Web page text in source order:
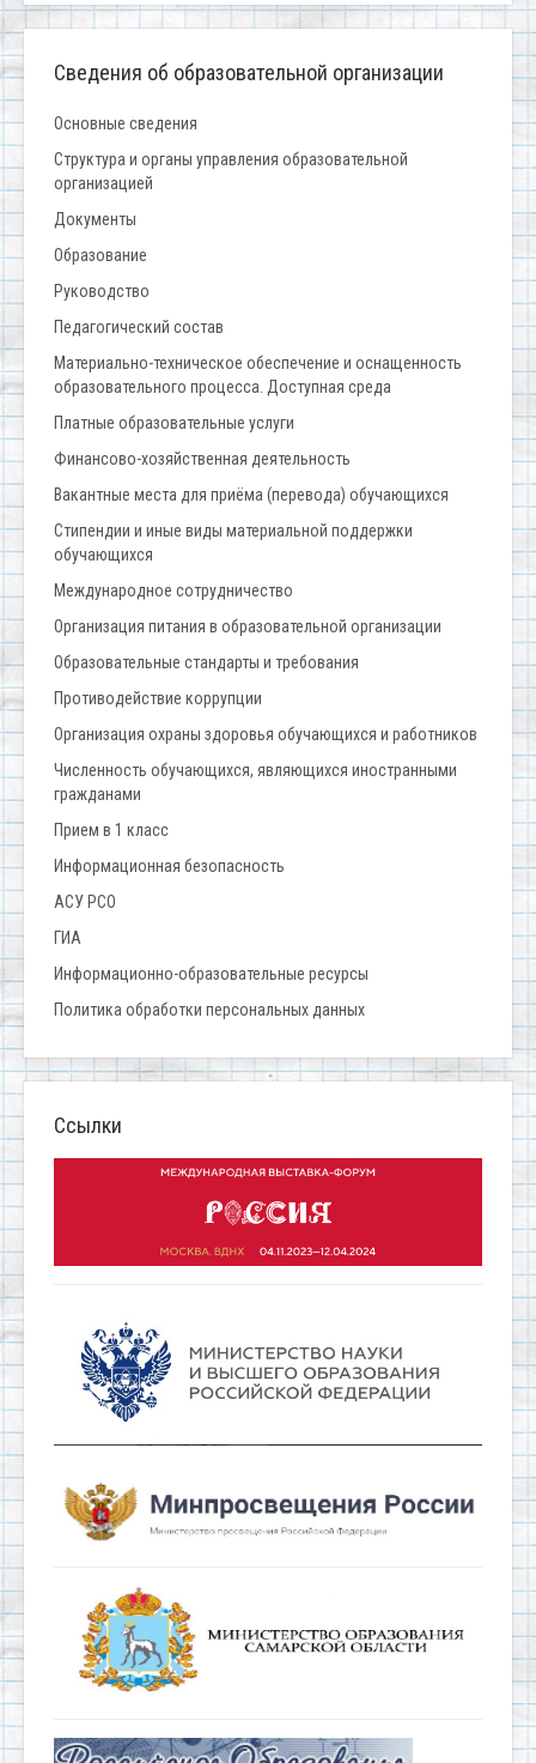
Сведения об образовательной организации
Основные сведения
Структура и органы управления образовательной
организацией
Документы
Образование
Руководство
Педагогический состав
Материально-техническое обеспечение и оснащенность
образовательного процесса. Доступная среда
Платные образовательные услуги
Финансово-хозяйственная деятельность
Вакантные места для приёма (перевода) обучающихся
Стипендии и иные виды материальной поддержки
обучающихся
Международное сотрудничество
Организация питания в образовательной организации
Образовательные стандарты и требования
Противодействие коррупции
Организация охраны здоровья обучающихся и работников
Численность обучающихся, являющихся иностранными
гражданами
Прием в 1 класс
Информационная безопасность
АСУ РСО
ГИА
Информационно-образовательные ресурсы
Политика обработки персональных данных
Ссылки